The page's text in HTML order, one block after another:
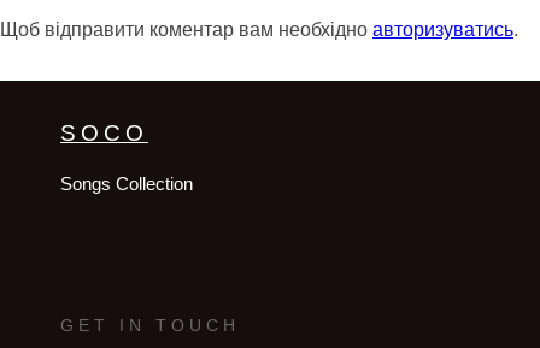
Щоб відправити коментар вам необхідно авторизуватись.
SOCO
Songs Collection
GET IN TOUCH